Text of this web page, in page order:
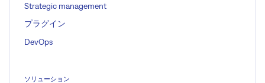
Strategic management
プラグイン
DevOps
ソリューション